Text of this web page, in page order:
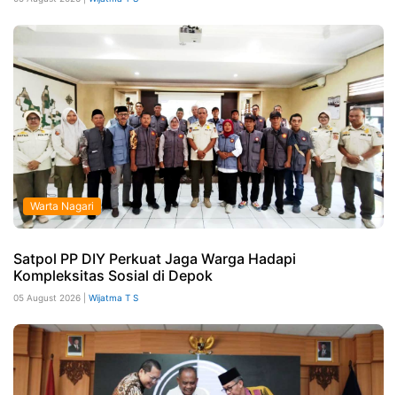
Warta Nagari
Satpol PP DIY Perkuat Jaga Warga Hadapi
Kompleksitas Sosial di Depok
05 August 2026 | Wijatma T S